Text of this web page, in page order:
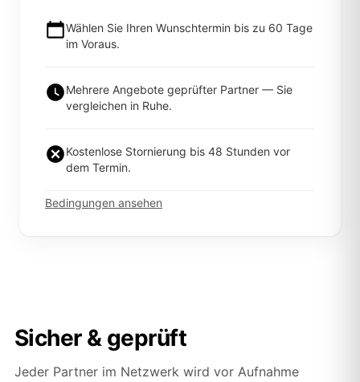
Wählen Sie Ihren Wunschtermin bis zu 60 Tage
im Voraus.
Mehrere Angebote geprüfter Partner — Sie
vergleichen in Ruhe.
Kostenlose Stornierung bis 48 Stunden vor
dem Termin.
Bedingungen ansehen
Sicher & geprüft
Jeder Partner im Netzwerk wird vor Aufnahme